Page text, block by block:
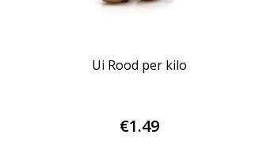
Ui Rood per kilo
€1.49